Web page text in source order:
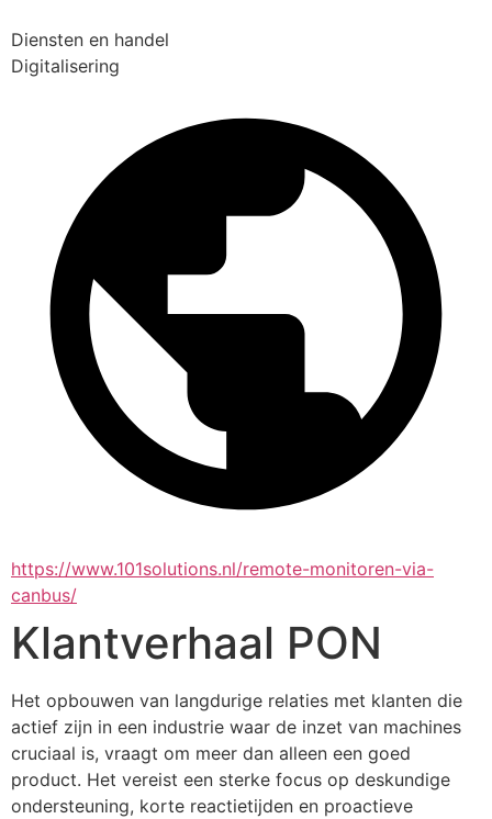
Diensten en handel
Digitalisering
https://www.101solutions.nl/remote-monitoren-via-
canbus/
Klantverhaal PON
Het opbouwen van langdurige relaties met klanten die
actief zijn in een industrie waar de inzet van machines
cruciaal is, vraagt om meer dan alleen een goed
product. Het vereist een sterke focus op deskundige
ondersteuning, korte reactietijden en proactieve